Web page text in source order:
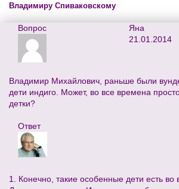
Владимиру Спиваковскому
Вопрос
Яна
21.01.2014
Владимир Михайлович, раньше были
дети индиго. Может, во все времена
детки?
Ответ
1. Конечно, такие особенные дети есть во